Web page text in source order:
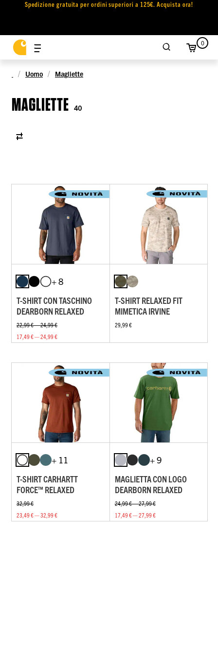
Spedizione gratuita per ordini superiori a 125€. Acquista ora!
0
Uomo Magliette
MAGLIETTE 40
+ 8
T-SHIRT CON TASCHINO
DEARBORN RELAXED
22,99 € — 24,99 €
17,49 € — 24,99 €
T-SHIRT RELAXED FIT
MIMETICA IRVINE
29,99 €
+ 11
T-SHIRT CARHARTT
FORCE™ RELAXED
32,99 €
23,49 € — 32,99 €
+ 9
MAGLIETTA CON LOGO
DEARBORN RELAXED
24,99 € — 27,99 €
17,49 € — 27,99 €